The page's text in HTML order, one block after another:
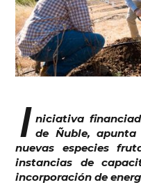
I niciativa
de Ñuble,
nuevas especies
instancias de
incorporación de